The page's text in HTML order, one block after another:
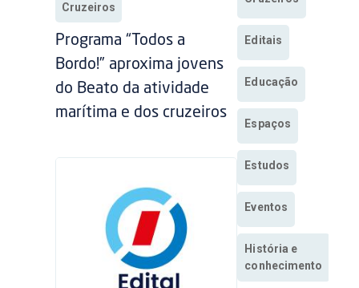
Cruzeiros
Programa “Todos a
Bordo!” aproxima jovens
do Beato da atividade
marítima e dos cruzeiros
Editais
Educação
Espaços
Estudos
Eventos
História e
conhecimento